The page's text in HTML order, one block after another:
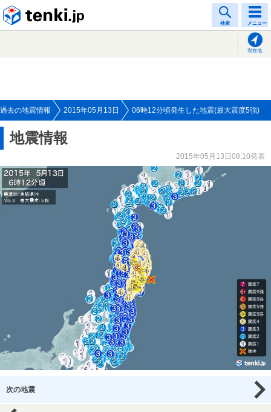
検索 メニュー
現在地
過去の地震情報 2015年05月13日 06時12分頃発生した地震(最大震度5強)
地震情報
2015年05月13日08:10発表
次の地震